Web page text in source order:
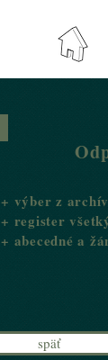
+ výber z
+ register
+ abecedné a
späť